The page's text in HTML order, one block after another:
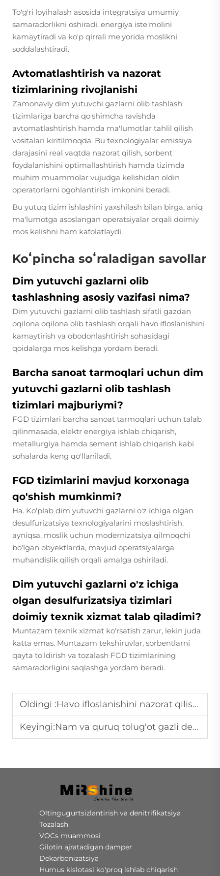
To'g'ri loyihalash asosida integratsiya umumiy
samaradorlikni oshiradi, energiya iste'molini
kamaytiradi va ko'p qirrali me'yorida moslikni
soddalashtiradi.
Avtomatlashtirish va nazorat
tizimlarining rivojlanishi
Zamonaviy dim yutuvchi gazlarni olib tashlash
tizimlariga barcha qo'shimcha ravishda
avtomatlashtirish hamda ma'lumotlar tahlil qilish
vositalari kiritilmoqda. Bu texnologiyalar emissiya
darajasini real vaqtda nazorat qilish, sorbent
foydalanishini optimallashtirish hamda tizimda
muhim muammolar vujudga kelishidan oldin
operatorlarni ogohlantirish imkonini beradi.
Bu yutuq tizim ishlashini yaxshilash bilan birga, aniq
ma'lumotga asoslangan operatsiyalar orqali doimiy
mos kelishni ham kafolatlaydi.
Koʻpincha soʻraladigan savollar
Dim yutuvchi gazlarni olib
tashlashning asosiy vazifasi nima?
Dim yutuvchi gazlarni olib tashlash sifatli gazdan
oqilona oqilona olib tashlash orqali havo ifloslanishini
kamaytirish va obodonlashtirish sohasidagi
qoidalarga mos kelishga yordam beradi.
Barcha sanoat tarmoqlari uchun dim
yutuvchi gazlarni olib tashlash
tizimlari majburiymi?
FGD tizimlari barcha sanoat tarmoqlari uchun talab
qilinmasada, elektr energiya ishlab chiqarish,
metallurgiya hamda sement ishlab chiqarish kabi
sohalarda keng qo'llaniladi.
FGD tizimlarini mavjud korxonaga
qo'shish mumkinmi?
Ha. Ko'plab dim yutuvchi gazlarni o'z ichiga olgan
desulfurizatsiya texnologiyalarini moslashtirish,
ayniqsa, moslik uchun modernizatsiya qilmoqchi
bo'lgan obyektlarda, mavjud operatsiyalarga
muhandislik qilish orqali amalga oshiriladi.
Dim yutuvchi gazlarni o'z ichiga
olgan desulfurizatsiya tizimlari
doimiy texnik xizmat talab qiladimi?
Muntazam texnik xizmat ko'rsatish zarur, lekin juda
katta emas. Muntazam tekshiruvlar, sorbentlarni
qayta to'ldirish va tozalash FGD tizimlarining
samaradorligini saqlashga yordam beradi.
Oldingi :Havo ifloslanishini nazorat qilishda tutqin gazlarni o'shirishning roli
Keyingi:Nam va quruq tolug'ot gazli desulfurizatsiya texnologiyalarining asosiy afzalliklari
Oltingugurtsizlantirish va denitrifikatsiya
Tozalash
VOCs muammosi
Gilotin ajratadigan damper
Dekarbonizatsiya
Humus kislotasi ko'proq ishlab chiqarish